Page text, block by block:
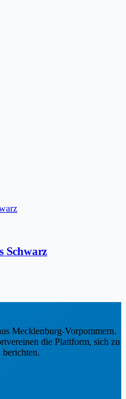
Schwarz
Mecklenburg-Vorpommern.
die Plattform, sich zu
berichten.